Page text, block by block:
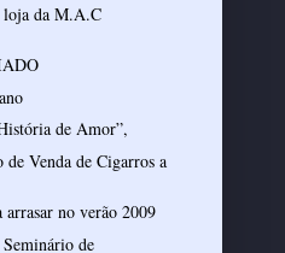
loja da M.A.C
de Amor”,
de Venda de Cigarros a
arrasar no verão 2009
de